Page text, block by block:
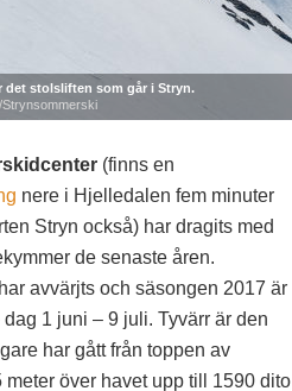
det stolsliften som går i Stryn.
Strynsommerski
(finns en
nere i Hjelledalen fem minuter
Stryn också) har dragits med
de senaste åren.
avvärjts och säsongen 2017 är
1 juni – 9 juli. Tyvärr är den
har gått från toppen av
meter över havet upp till 1590 dito